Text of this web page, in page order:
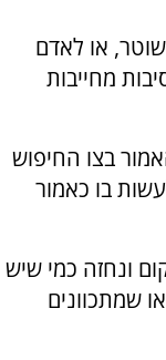
או לאדם
מחייבות
בצו החיפוש
בו כאמור
ונחזה כמי שיש
שמתכוונים